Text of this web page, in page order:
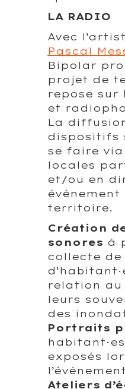
LA RADIO
Avec
Pascal
Bipolar
projet de
repose sur
et
La
dispositifs
se faire
locales
et/ou en
territoire.
Création
sonores à
collecte de
relation au
leurs
des
Portraits
exposés
l’événement
Ateliers